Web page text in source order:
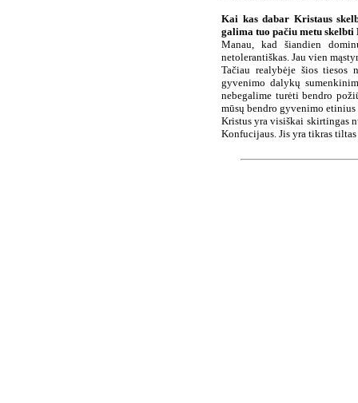
Kai kas dabar Kristaus
galima tuo pačiu metu
Manau, kad šiandien
netolerantiškas. Jau vien
Tačiau realybėje šios tiesos
gyvenimo dalykų
nebegalime turėti bendro
mūsų bendro gyvenimo etinius
Kristus yra visiškai skirtingas
Konfucijaus. Jis yra tikras